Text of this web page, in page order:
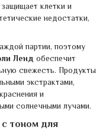
клетки и
недостатки,
партии, поэтому
Ленд обеспечит
свежесть. Продукты
экстрактами,
и
солнечными лучами.
тоном для